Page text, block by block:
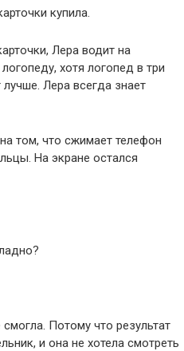
купила.
Лера водит на
хотя логопед в три
Лера всегда знает
том, что сжимает телефон
На экране остался
Потому что результат
и она не хотела смотреть